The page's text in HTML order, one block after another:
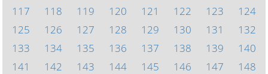
117
118 119 120 121 122 123
124
125
126 127 128 129 130 131
132
133
134 135 136 137 138 139
140
141
142 143 144 145 146 147
148